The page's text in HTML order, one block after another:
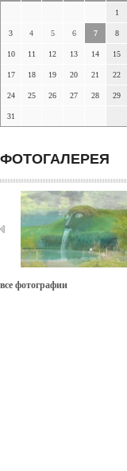
1
3 4 5 6 7 8
10 11 12 13 14 15
17 18 19 20 21 22
24 25 26 27 28 29
31
ФОТОГАЛЕРЕЯ
все фотографии